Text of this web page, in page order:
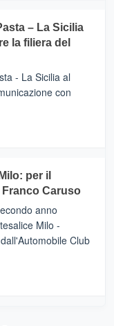
– La Sicilia
la filiera del
- La Sicilia al
con
per il
Caruso
anno
Milo -
Club